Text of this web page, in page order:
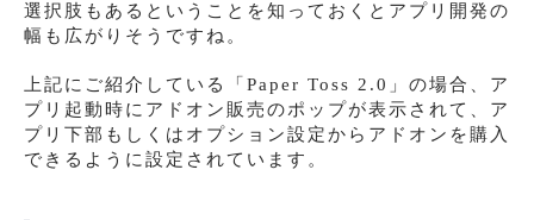
選択肢もあるということを知っておくとアプリ開発の
幅も広がりそうですね。
上記にご紹介している「Paper Toss 2.0」の場合、ア
プリ起動時にアドオン販売のポップが表示されて、ア
プリ下部もしくはオプション設定からアドオンを購入
できるように設定されています。